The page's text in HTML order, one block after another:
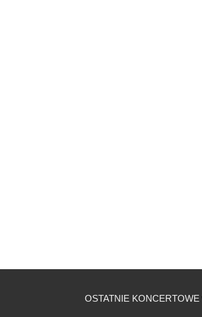
OSTATNIE KONCERTOWE